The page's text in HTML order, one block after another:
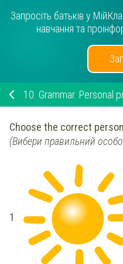
Запросіть батьків у
навчання та
10. Grammar. Personal
Choose the correct
(Вибери правильний
1